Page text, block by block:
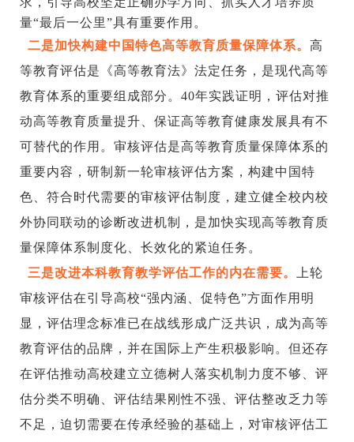
量“最后一公里”具有重要作用。
二是加快构建中国特色高等教育质量保障体系。 高
等教育评估是《高等教育法》法定任务，是现代高等
教育体系的重要组成部分。 40年实践证明，评估对推
动高等教育质量提升、保证高等教育健康发展具有不
可替代的作用。审核评估是高等教育质量保障体系的
重要内容，研制新一轮审核评估方案，构建中国特
色、符合时代需要的审核评估制度，建立健全校内校
外协同联动的诊断改进机制，是加快实现高等教育质
量保障体系制度化、长效化的紧迫任务。
三是改进本科教育教学评估工作的内在需要。
上轮
审核评估在引导高校“强内涵、促特色”方面作用明
显，评估理念标准已在战线形成广泛共识，成为高等
教育评估的品牌，并在国际上产生积极影响。但还存
在评估推动高校建立立德树人落实机制力度不够、评
估分类不明确、评估结果刚性不强、评估整改乏力等
不足，迫切需要在传承经验的基础上，对审核评估工